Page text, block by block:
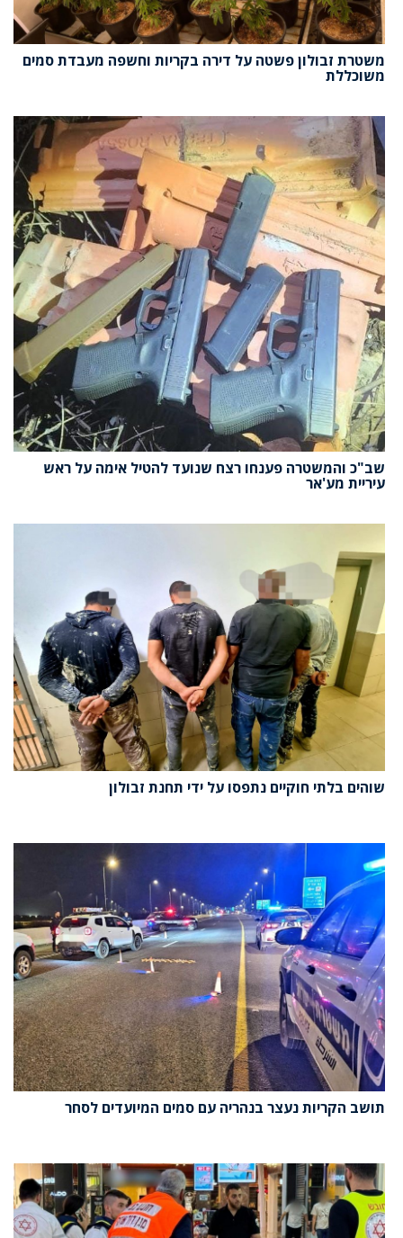
משטרת זבולון פשטה על דירה בקריות וחשפה מעבדת סמים
משוכללת
שב"כ והמשטרה פענחו רצח שנועד להטיל אימה על ראש
עיריית מע'אר
שוהים בלתי חוקיים נתפסו על ידי תחנת זבולון
תושב הקריות נעצר בנהריה עם סמים המיועדים לסחר